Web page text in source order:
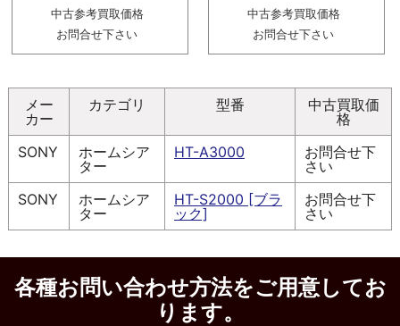
中古参考買取価格
お問合せ下さい
中古参考買取価格
お問合せ下さい
メー
カー
カテゴリ 型番
中古買取価
格
SONY
ホームシア
ター
HT-A3000
お問合せ下
さい
SONY
ホームシア
ター
HT-S2000 [ブラ
ック]
お問合せ下
さい
各種お問い合わせ方法をご用意してお
ります。